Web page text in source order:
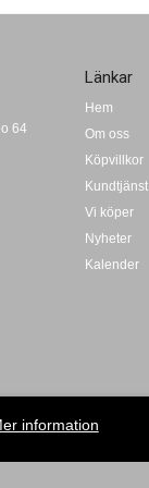
information
64
Länkar
Hem
Om oss
Köpvillkor
Kundtjänst
Vi köper
Nyheter
Kalender